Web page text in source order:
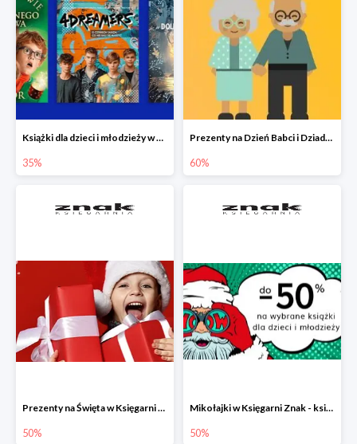
Książki dla dzieci i młodzieży w Księgarni Znak do -35%
35%
Prezenty na Dzień Babci i Dziadka w Księgarni Znak do -60%
60%
Prezenty na Święta w Księgarni Znak -50%
50%
Mikołajki w Księgarni Znak - książki dla dzieci i młodzieży do -50%
50%